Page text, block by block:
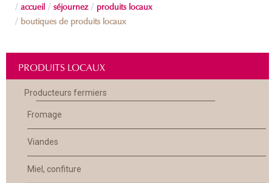
accueil séjournez produits locaux
boutiques de produits locaux
PRODUITS LOCAUX
Producteurs fermiers
Fromage
Viandes
Miel, confiture